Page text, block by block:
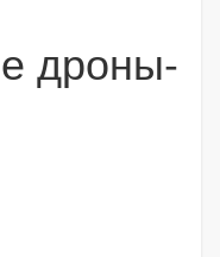
дроны-